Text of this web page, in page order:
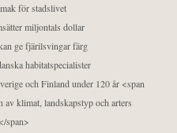
för stadslivet
miljontals dollar
ge fjärilsvingar färg
habitatspecialister
och Finland under 120 år <span
klimat, landskapstyp och arters
span>